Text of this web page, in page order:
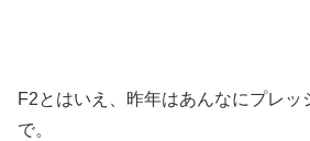
F2とはいえ、昨年はあんなにプレッ
で。